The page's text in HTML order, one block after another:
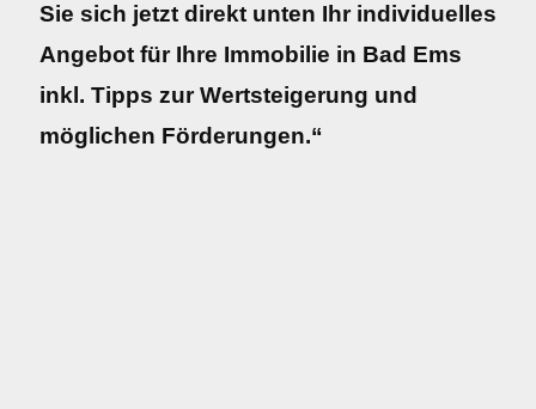
Sie sich jetzt direkt unten Ihr individuelles
Angebot für Ihre Immobilie in Bad Ems
inkl. Tipps zur Wertsteigerung und
möglichen Förderungen.“